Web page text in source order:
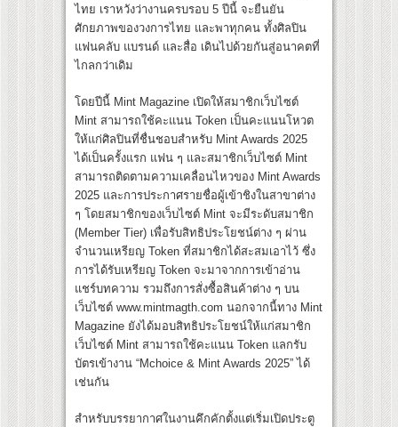
ไทย เราหวังว่างานครบรอบ 5 ปีนี้ จะยืนยัน
ศักยภาพของวงการไทย และพาทุกคน ทั้งศิลปิน
แฟนคลับ แบรนด์ และสื่อ เดินไปด้วยกันสู่อนาคตที่
ไกลกว่าเดิม
โดยปีนี้ Mint Magazine เปิดให้สมาชิกเว็บไซต์
Mint สามารถใช้คะแนน Token เป็นคะแนนโหวต
ให้แก่ศิลปินที่ชื่นชอบสำหรับ Mint Awards 2025
ได้เป็นครั้งแรก แฟน ๆ และสมาชิกเว็บไซต์ Mint
สามารถติดตามความเคลื่อนไหวของ Mint Awards
2025 และการประกาศรายชื่อผู้เข้าชิงในสาขาต่าง
ๆ โดยสมาชิกของเว็บไซต์ Mint จะมีระดับสมาชิก
(Member Tier) เพื่อรับสิทธิประโยชน์ต่าง ๆ ผ่าน
จำนวนเหรียญ Token ที่สมาชิกได้สะสมเอาไว้ ซึ่ง
การได้รับเหรียญ Token จะมาจากการเข้าอ่าน
แชร์บทความ รวมถึงการสั่งซื้อสินค้าต่าง ๆ บน
เว็บไซต์ www.mintmagth.com นอกจากนี้ทาง Mint
Magazine ยังได้มอบสิทธิประโยชน์ให้แก่สมาชิก
เว็บไซต์ Mint สามารถใช้คะแนน Token แลกรับ
บัตรเข้างาน “Mchoice & Mint Awards 2025” ได้
เช่นกัน
สำหรับบรรยากาศในงานคึกคักตั้งแต่เริ่มเปิดประตู